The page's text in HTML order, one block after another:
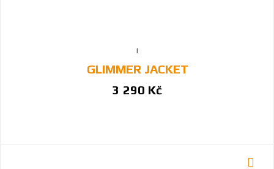
GLIMMER JACKET
3 290 Kč